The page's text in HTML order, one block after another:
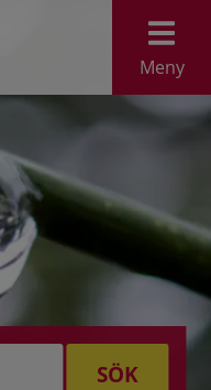
Meny
SÖK